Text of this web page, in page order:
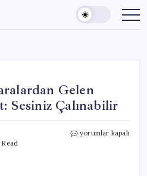
Gelen
Sesiniz Çalınabilir
Bilinmeyen
yorumlar kapalı